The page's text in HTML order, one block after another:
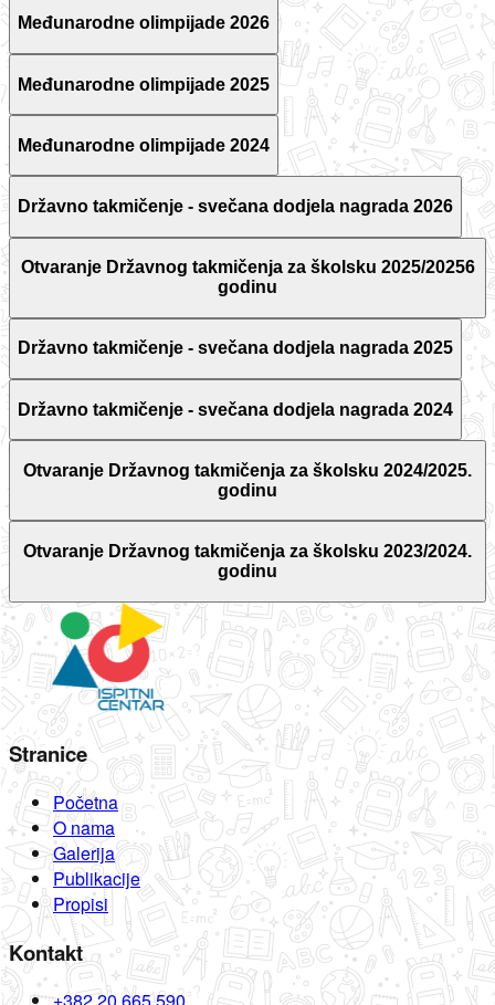
Međunarodne olimpijade 2026
Međunarodne olimpijade 2025
Međunarodne olimpijade 2024
Državno takmičenje - svečana dodjela nagrada 2026
Otvaranje Državnog takmičenja za školsku 2025/20256
godinu
Državno takmičenje - svečana dodjela nagrada 2025
Državno takmičenje - svečana dodjela nagrada 2024
Otvaranje Državnog takmičenja za školsku 2024/2025.
godinu
Otvaranje Državnog takmičenja za školsku 2023/2024.
godinu
Stranice
Početna
O nama
Galerija
Publikacije
Propisi
Kontakt